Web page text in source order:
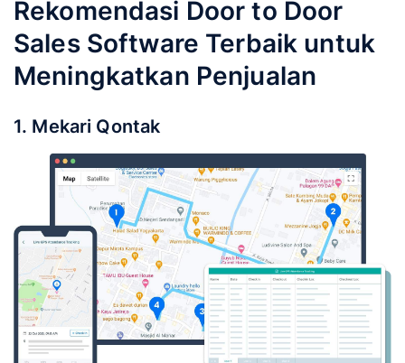
Rekomendasi Door to Door
Sales Software Terbaik untuk
Meningkatkan Penjualan
1. Mekari Qontak